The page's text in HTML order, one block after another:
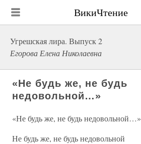
ВикиЧтение
Угрешская лира. Выпуск 2
Егорова Елена Николаевна
«Не будь же, не будь
недовольной…»
«Не будь же, не будь недовольной…»
Не будь же, не будь недовольной